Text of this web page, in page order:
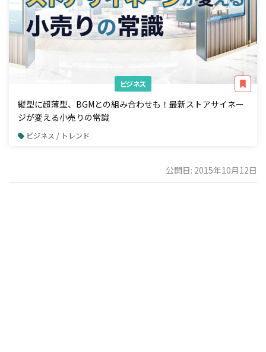
ビジネス
縦型に超薄型、BGMとの組み合わせも！最新ストアサイネー
ジが変える小売りの常識
ビジネス / トレンド
公開日: 2015年10月12日